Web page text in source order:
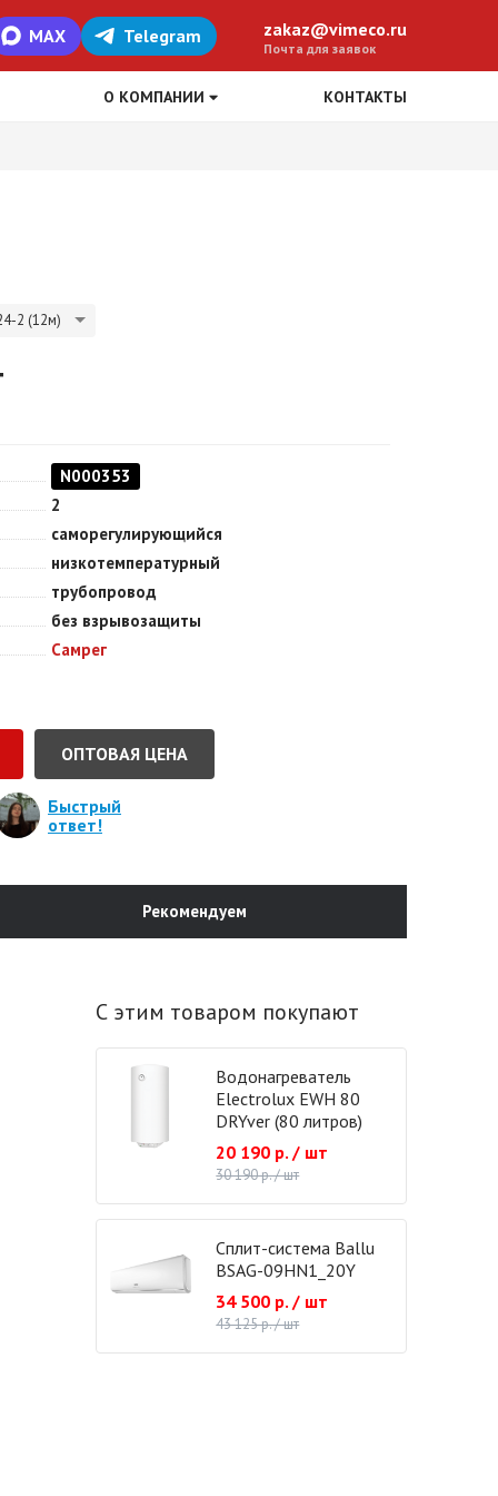
MAX Telegram zakaz@vimeco.ru
Почта для заявок
О КОМПАНИИ КОНТАКТЫ
2 (12м)
N000353
2
саморегулирующийся
низкотемпературный
трубопровод
без взрывозащиты
Самрег
ОПТОВАЯ ЦЕНА
Быстрый
ответ!
Рекомендуем
С этим товаром покупают
Водонагреватель
Electrolux EWH 80
DRYver (80 литров)
20 190 р. / шт
30 190 р. / шт
Сплит-система Ballu
BSAG-09HN1_20Y
34 500 р. / шт
43 125 р. / шт